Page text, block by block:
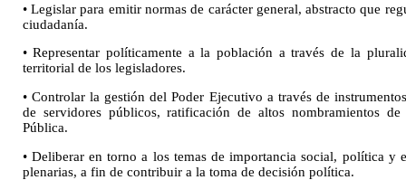
• Legislar para emitir normas de carácter general, abstracto que
ciudadanía.
• Representar políticamente a la población a través de la
territorial de los legisladores.
• Controlar la gestión del Poder Ejecutivo a través de
de servidores públicos, ratificación de altos nombramientos
Pública.
• Deliberar en torno a los temas de importancia social, política y
plenarias, a fin de contribuir a la toma de decisión política.